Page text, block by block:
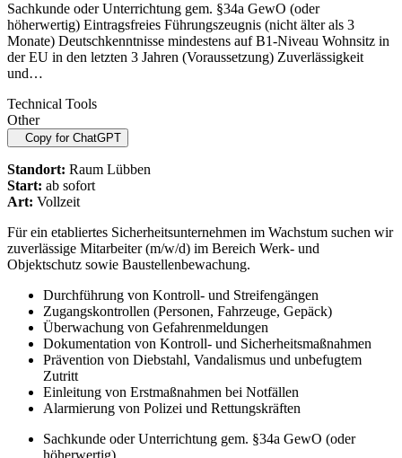
Sachkunde oder Unterrichtung gem. §34a GewO (oder
höherwertig) Eintragsfreies Führungszeugnis (nicht älter als 3
Monate) Deutschkenntnisse mindestens auf B1-Niveau Wohnsitz in
der EU in den letzten 3 Jahren (Voraussetzung) Zuverlässigkeit
und…
Technical Tools
Other
Copy for ChatGPT
Standort: Raum Lübben
Start: ab sofort
Art: Vollzeit
Für ein etabliertes Sicherheitsunternehmen im Wachstum suchen wir
zuverlässige Mitarbeiter (m/w/d) im Bereich Werk- und
Objektschutz sowie Baustellenbewachung.
Durchführung von Kontroll- und Streifengängen
Zugangskontrollen (Personen, Fahrzeuge, Gepäck)
Überwachung von Gefahrenmeldungen
Dokumentation von Kontroll- und Sicherheitsmaßnahmen
Prävention von Diebstahl, Vandalismus und unbefugtem
Zutritt
Einleitung von Erstmaßnahmen bei Notfällen
Alarmierung von Polizei und Rettungskräften
Sachkunde oder Unterrichtung gem. §34a GewO (oder